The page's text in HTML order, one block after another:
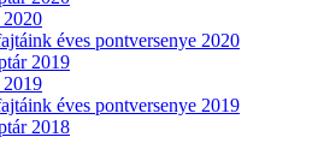
2020
éves pontversenye 2020
2019
2019
éves pontversenye 2019
2018